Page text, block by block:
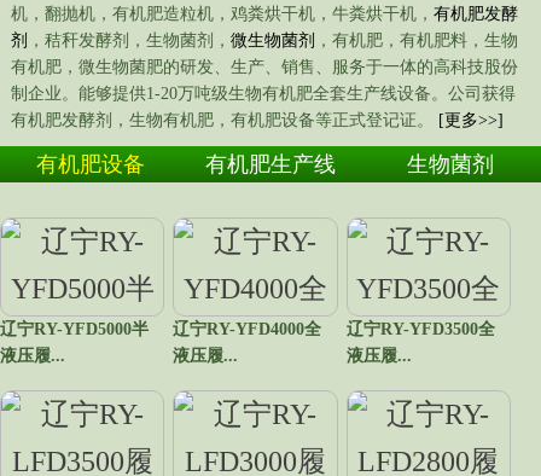
机，翻抛机，有机肥造粒机，鸡粪烘干机，牛粪烘干机，有机肥发酵
剂 ，秸秆发酵剂，生物菌剂，微生物菌剂 ，有机肥，有机肥料，生物
有机肥，微生物菌肥的研发、生产、销售、服务于一体的高科技股份
制企业。能够提供1-20万吨级生物有机肥全套生产线设备。公司获得
有机肥发酵剂，生物有机肥，有机肥设备等正式登记证。 [更多>>]
有机肥设备 有机肥生产线 生物菌剂
辽宁RY-YFD5000半
液压履...
辽宁RY-YFD4000全
液压履...
辽宁RY-YFD3500全
液压履...